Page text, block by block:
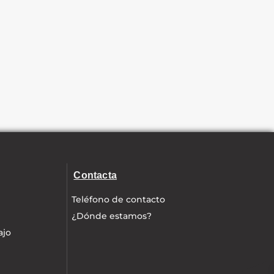
Contacta
Teléfono de contacto
¿Dónde estamos?